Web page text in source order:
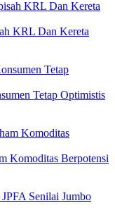
KRL Dan Kereta
Tetap Optimistis
Komoditas Berpotensi